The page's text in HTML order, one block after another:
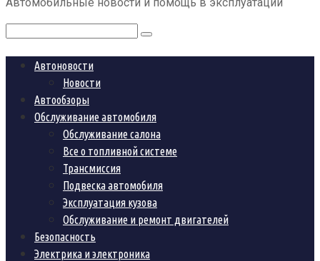
Поиск:
Автоновости
Новости
Автообзоры
Обслуживание автомобиля
Обслуживание салона
Все о топливной системе
Трансмиссия
Подвеска автомобиля
Эксплуатация кузова
Обслуживание и ремонт двигателей
Безопасность
Электрика и электроника